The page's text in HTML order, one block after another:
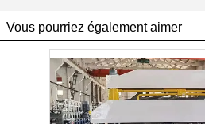
Vous pourriez également aimer